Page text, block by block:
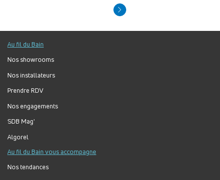
Au fil du Bain
Nos showrooms
Nos installateurs
Prendre RDV
Nos engagements
SDB Mag'
Algorel
Au fil du Bain vous accompagne
Nos tendances